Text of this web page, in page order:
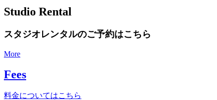
Studio Rental
スタジオレンタルのご予約はこちら
More
Fees
料金についてはこちら